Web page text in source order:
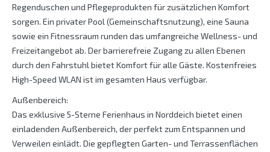
Regenduschen und Pflegeprodukten für zusätzlichen Komfort
sorgen. Ein privater Pool (Gemeinschaftsnutzung), eine Sauna
sowie ein Fitnessraum runden das umfangreiche Wellness- und
Freizeitangebot ab. Der barrierefreie Zugang zu allen Ebenen
durch den Fahrstuhl bietet Komfort für alle Gäste. Kostenfreies
High-Speed WLAN ist im gesamten Haus verfügbar.
Außenbereich:
Das exklusive 5-Sterne Ferienhaus in Norddeich bietet einen
einladenden Außenbereich, der perfekt zum Entspannen und
Verweilen einlädt. Die gepflegten Garten- und Terrassenflächen